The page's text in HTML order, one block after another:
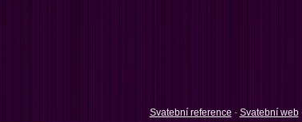
Svatební reference - Svatební web